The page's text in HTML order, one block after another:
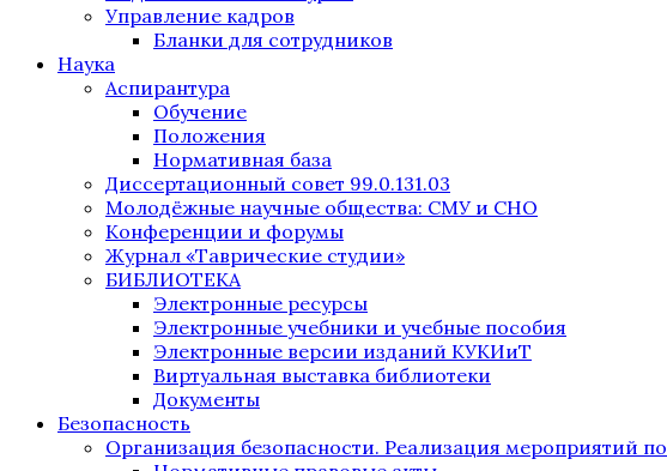
Управление кадров
Бланки для сотрудников
Наука
Аспирантура
Обучение
Положения
Нормативная база
Диссертационный совет 99.0.131.03
Молодёжные научные общества: СМУ и СНО
Конференции и форумы
Журнал «Таврические студии»
БИБЛИОТЕКА
Электронные ресурсы
Электронные учебники и учебные пособия
Электронные версии изданий КУКИиТ
Виртуальная выставка библиотеки
Документы
Безопасность
Организация безопасности. Реализация мероприятий